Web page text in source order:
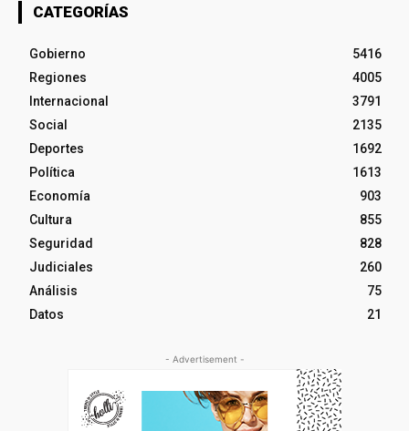
CATEGORÍAS
Gobierno
5416
Regiones
4005
Internacional
3791
Social
2135
Deportes
1692
Política
1613
Economía
903
Cultura
855
Seguridad
828
Judiciales
260
Análisis
75
Datos
21
- Advertisement -